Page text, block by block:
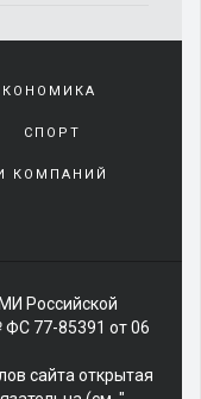
СПОРТ
КОМПАНИЙ
Российской
77-85391 от 06
сайта открытая